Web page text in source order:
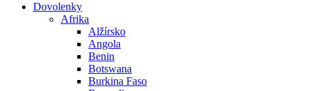
Dovolenky
Afrika
Alžírsko
Angola
Benin
Botswana
Burkina Faso